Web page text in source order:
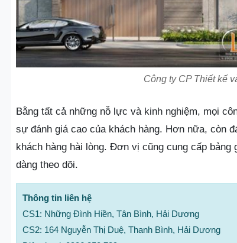
Công ty CP Thiết kế
Bằng tất cả những nỗ lực và kinh nghiệm, mọi
sự đánh giá cao của khách hàng. Hơn nữa, còn
khách hàng hài lòng. Đơn vị cũng cung cấp
dàng theo dõi.
Thông tin liên hệ
CS1: Những Đình Hiền, Tân Bình, Hải Dương
CS2: 164 Nguyễn Thị Duệ, Thanh Bình, Hải Dương